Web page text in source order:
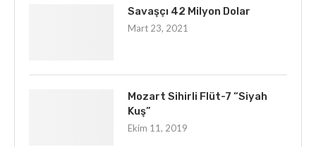
Savaşçı 42 Milyon Dolar
Mart 23, 2021
Mozart Sihirli Flüt-7 “Siyah
Kuş”
Ekim 11, 2019